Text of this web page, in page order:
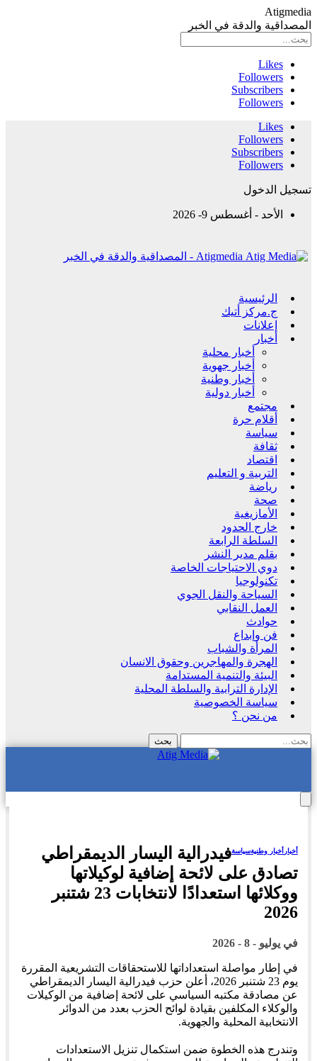
Atigmedia
المصداقية والدقة في الخبر
Likes
Followers
Subscribers
Followers
Likes
Followers
Subscribers
Followers
تسجيل الدخول
الأحد - أغسطس 9- 2026
Atigmedia - المصداقية والدقة في الخبر
الرئيسية
ج.مركز أتيك
إعلانات
أخبار
أخبار محلية
أخبار جهوية
أخبار وطنية
أخبار دولية
مجتمع
أقلام حرة
سياسة
ثقافة
اقتصاد
التربية و التعليم
رياضة
صحة
الأمازيغية
خارج الحدود
السلطة الرابعة
بقلم مدير النشر
دوي الاحتياجات الخاصة
تكنولوجيا
السياحة والنقل الجوي
العمل النقابي
حوادث
فن وإبداع
المرأة والشباب
الهجرة والمهاجرين وحقوق الانسان
البيئة والتنمية المستدامة
الإدارة الترابية والسلطة المحلية
سياسة الخصوصية
من نحن ؟
أخبار أخبار وطنيةسياسةفيدرالية اليسار الديمقراطي
تصادق على لائحة إضافية لوكيلاتها
ووكلائها استعدادًا لانتخابات 23 شتنبر
2026
في يوليو - 8 - 2026
في إطار مواصلة استعداداتها للاستحقاقات التشريعية المقررة
يوم 23 شتنبر 2026، أعلن حزب فيدرالية اليسار الديمقراطي
عن مصادقة مكتبه السياسي على لائحة إضافية من الوكيلات
والوكلاء المكلفين بقيادة لوائح الحزب بعدد من الدوائر
الانتخابية المحلية والجهوية.
وتندرج هذه الخطوة ضمن استكمال تنزيل الاستعدادات